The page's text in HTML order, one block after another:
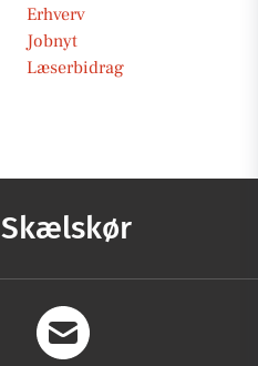
Erhverv
Jobnyt
Læserbidrag
Skælskør